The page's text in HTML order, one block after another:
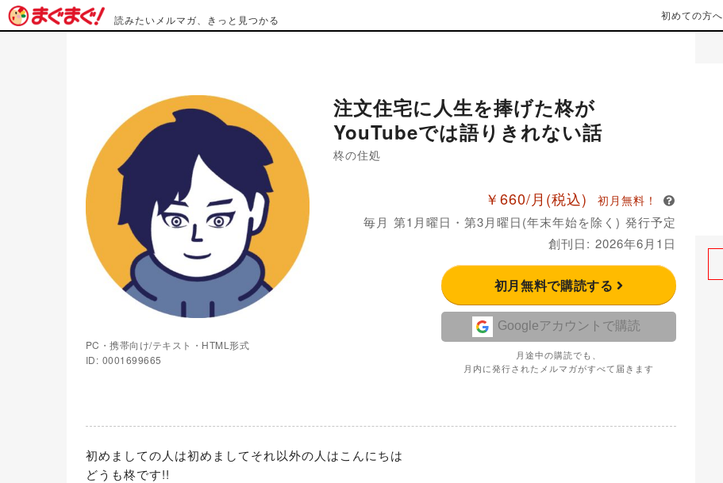
読みたいメルマガ、きっと見つかる 初めての方へ
PC・携帯向け/テキスト・HTML形式
ID: 0001699665
注文住宅に人生を捧げた柊が
YouTubeでは語りきれない話
柊の住処
￥660/月 (税込)
初月無料！
毎月 第1月曜日・第3月曜日(年末年始を除く) 発行予定
創刊日: 2026年6月1日
初月無料で購読する
Googleアカウントで購読
月途中の購読でも、
月内に発行されたメルマガがすべて届きます
初めましての人は初めましてそれ以外の人はこんにちは
どうも柊です!!